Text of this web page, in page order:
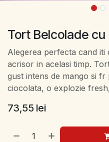
Tort Belcolade
Alegerea perfecta cand iti
acrisor in acelasi timp.
gust intens de mango si
ciocolata, o explozie
73,55 lei